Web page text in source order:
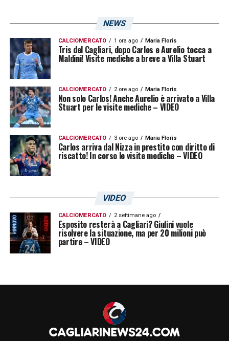
NEWS
CALCIOMERCATO 1 ora ago Maria Floris
Tris del Cagliari, dopo Carlos e Aurelio tocca a
Maldini! Visite mediche a breve a Villa Stuart
CALCIOMERCATO 2 ore ago Maria Floris
Non solo Carlos! Anche Aurelio è arrivato a Villa
Stuart per le visite mediche – VIDEO
CALCIOMERCATO 3 ore ago Maria Floris
Carlos arriva dal Nizza in prestito con diritto di
riscatto! In corso le visite mediche – VIDEO
VIDEO
CALCIOMERCATO 2 settimane ago
Esposito resterà a Cagliari? Giulini vuole
risolvere la situazione, ma per 20 milioni può
partire – VIDEO